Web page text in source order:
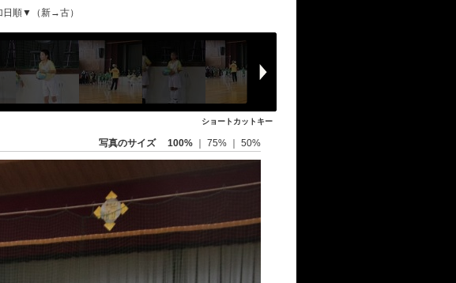
日順▼（新→古）
ショートカットキー
写真のサイズ 100% 75% 50%